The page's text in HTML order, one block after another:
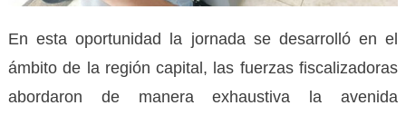
En esta oportunidad la jornada se desarrolló en el
ámbito de la región capital, las fuerzas fiscalizadoras
abordaron de manera exhaustiva la avenida